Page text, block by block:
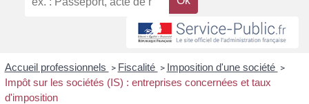
Accueil professionnels > Fiscalité > Imposition d'une société >
Impôt sur les sociétés (IS) : entreprises concernées et taux
d'imposition